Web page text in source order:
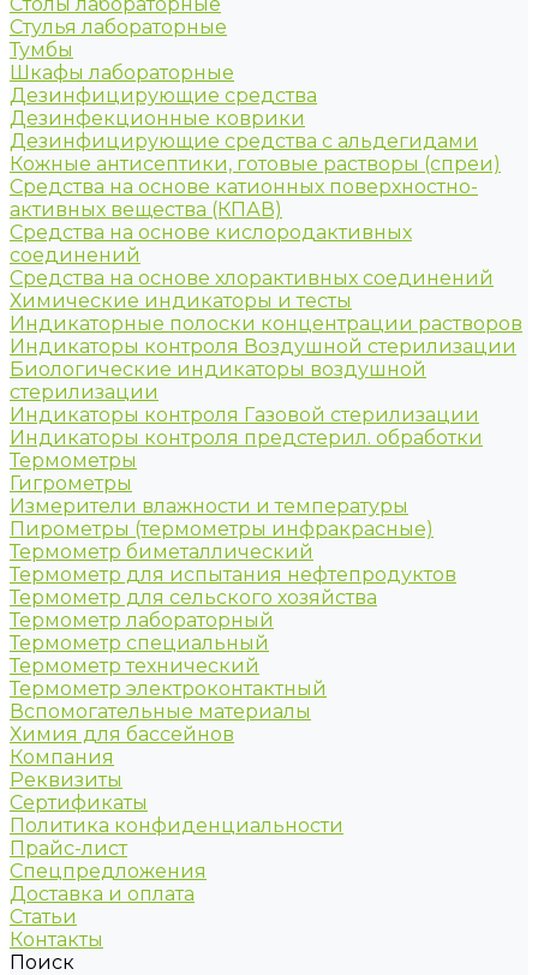
Стулья лабораторные
Тумбы
Шкафы лабораторные
Дезинфицирующие средства
Дезинфекционные коврики
Дезинфицирующие средства с альдегидами
Кожные антисептики, готовые растворы (спреи)
Средства на основе катионных поверхностно-
активных вещества (КПАВ)
Средства на основе кислородактивных
соединений
Средства на основе хлорактивных соединений
Химические индикаторы и тесты
Индикаторные полоски концентрации растворов
Индикаторы контроля Воздушной стерилизации
Биологические индикаторы воздушной
стерилизации
Индикаторы контроля Газовой стерилизации
Индикаторы контроля предстерил. обработки
Термометры
Гигрометры
Измерители влажности и температуры
Пирометры (термометры инфракрасные)
Термометр биметаллический
Термометр для испытания нефтепродуктов
Термометр для сельского хозяйства
Термометр лабораторный
Термометр специальный
Термометр технический
Термометр электроконтактный
Вспомогательные материалы
Химия для бассейнов
Компания
Реквизиты
Сертификаты
Политика конфиденциальности
Прайс-лист
Спецпредложения
Доставка и оплата
Статьи
Контакты
Поиск